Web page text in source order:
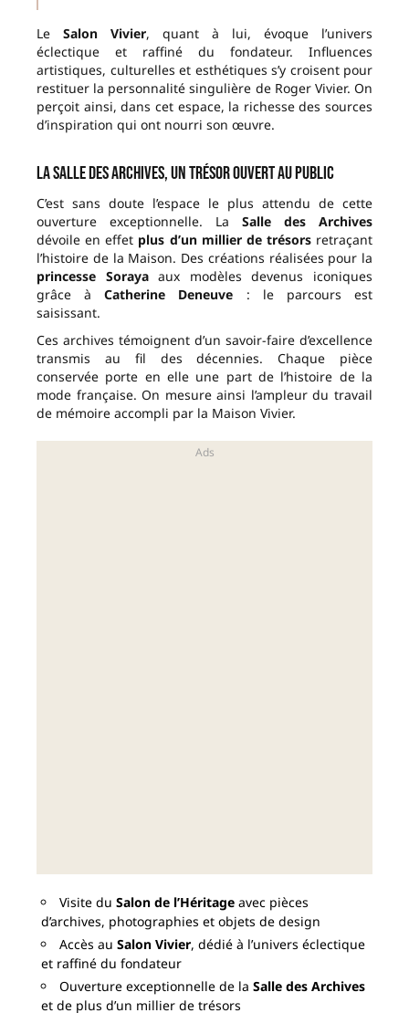
Le Salon Vivier, quant à lui, évoque l’univers
éclectique et raffiné du fondateur. Influences
artistiques, culturelles et esthétiques s’y croisent pour
restituer la personnalité singulière de Roger Vivier. On
perçoit ainsi, dans cet espace, la richesse des sources
d’inspiration qui ont nourri son œuvre.
La Salle des Archives, un trésor ouvert au public
C’est sans doute l’espace le plus attendu de cette
ouverture exceptionnelle. La Salle des Archives
dévoile en effet plus d’un millier de trésorsretraçant
l’histoire de la Maison. Des créations réalisées pour la
princesse Sorayaaux modèles devenus iconiques
grâce àCatherine Deneuve : le parcours est
saisissant.
Ces archives témoignent d’un savoir-faire d’excellence
transmis au fil des décennies. Chaque pièce
conservée porte en elle une part de l’histoire de la
mode française. On mesure ainsi l’ampleur du travail
de mémoire accompli par la Maison Vivier.
Visite du Salon de l’Héritage avec pièces
d’archives, photographies et objets de design
Accès au Salon Vivier, dédié à l’univers éclectique
et raffiné du fondateur
Ouverture exceptionnelle de la Salle des Archives
et de plus d’un millier de trésors